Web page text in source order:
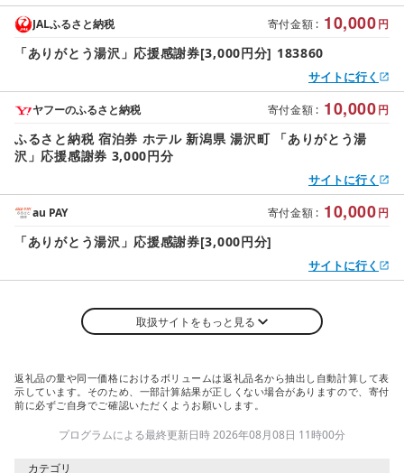
寄付金額 : 10,000円
JALふるさと納税
「ありがとう湯沢」応援感謝券[3,000円分] 183860
サイトに行く
寄付金額 : 10,000円
ヤフーのふるさと納税
ふるさと納税 宿泊券 ホテル 新潟県 湯沢町 「ありがとう湯
沢」応援感謝券 3,000円分
サイトに行く
寄付金額 : 10,000円
au PAY
「ありがとう湯沢」応援感謝券[3,000円分]
サイトに行く
取扱サイトをもっと見る
返礼品の量や同一価格におけるボリュームは返礼品名から抽出し自動計算して表
示しています。そのため、一部計算結果が正しくない場合がありますので、寄付
前に必ずご自身でご確認いただくようお願いします。
プログラムによる最終更新日時 2026年08月08日 11時00分
カテゴリ